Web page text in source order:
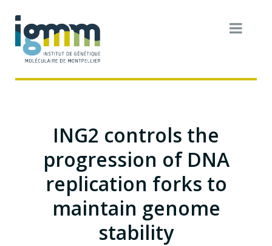
ING2 controls the
progression of DNA
replication forks to
maintain genome
stability